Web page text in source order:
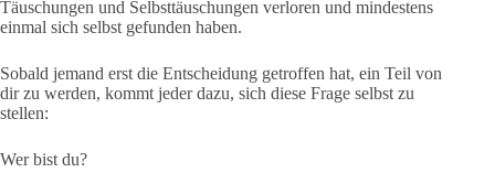
Täuschungen und Selbsttäuschungen verloren und mindestens
einmal sich selbst gefunden haben.
Sobald jemand erst die Entscheidung getroffen hat, ein Teil von
dir zu werden, kommt jeder dazu, sich diese Frage selbst zu
stellen:
Wer bist du?